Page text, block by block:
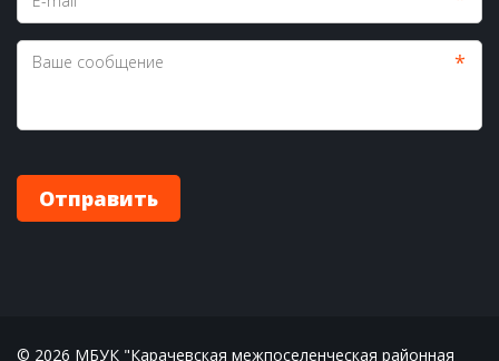
*
Отправить
© 2026 МБУК "Карачевская межпоселенческая районная